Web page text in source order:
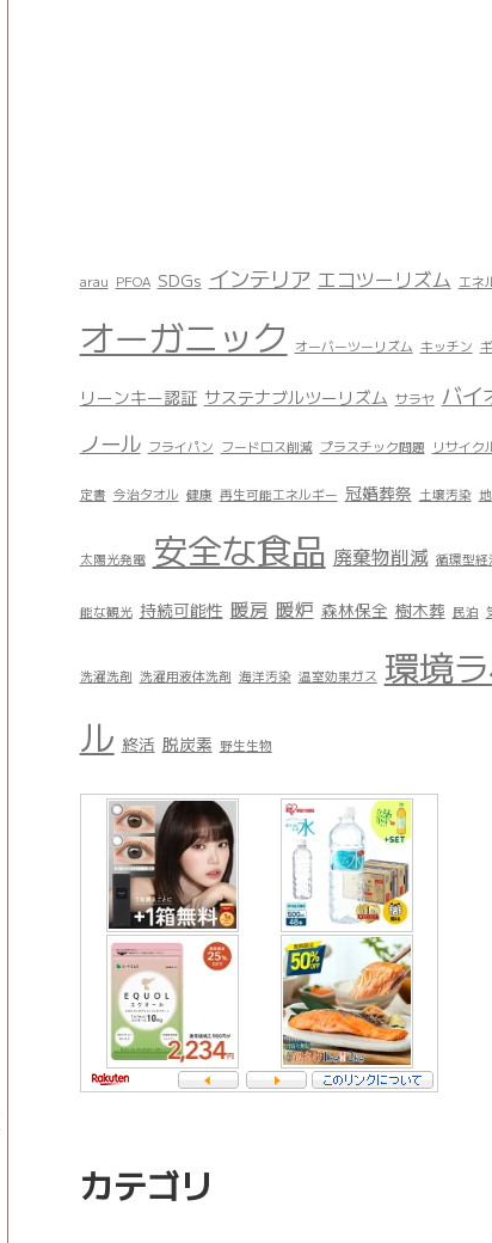
arau PFOA SDGs インテリア エコツーリズム エネ
オーガニック オーバーツーリズム キッチン
リーンキー認証 サステナブルツーリズム サラヤ バイ
ノール フライパン フードロス削減 プラスチック問題 リサイク
定書 今治タオル 健康 再生可能エネルギー 冠婚葬祭 土壌汚染
太陽光発電 安全な食品 廃棄物削減 循環型経
能な観光 持続可能性 暖房 暖炉 森林保全 樹木葬 民泊
洗濯洗剤 洗濯用液体洗剤 海洋汚染 温室効果ガス 環境
ル 終活 脱炭素 野生生物
カテゴリ